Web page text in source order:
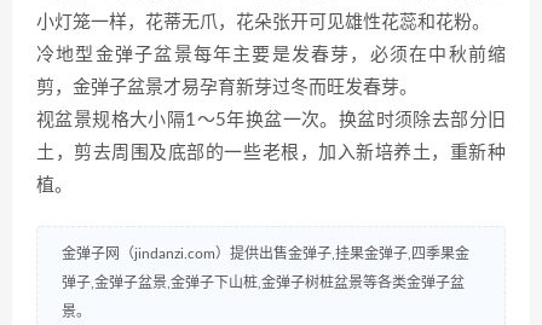
小灯笼一样，花蒂无爪，花朵张开可见雄性花蕊和花粉。
冷地型金弹子盆景每年主要是发春芽，必须在中秋前缩
剪，金弹子盆景才易孕育新芽过冬而旺发春芽。
视盆景规格大小隔1～5年换盆一次。换盆时须除去部分旧
土，剪去周围及底部的一些老根，加入新培养土，重新种
植。
金弹子网（jindanzi.com）提供出售金弹子,挂果金弹子,四季果金
弹子,金弹子盆景,金弹子下山桩,金弹子树桩盆景等各类金弹子盆
景。